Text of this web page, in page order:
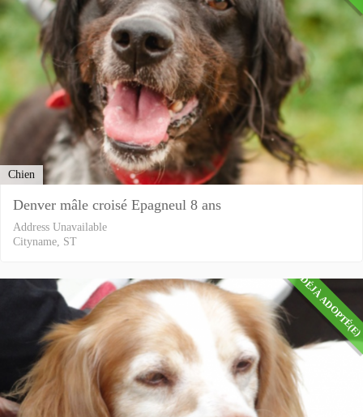
Chien
Denver mâle croisé Epagneul 8 ans
Address Unavailable
Cityname, ST
DÉJÀ ADOPTÉ(E)